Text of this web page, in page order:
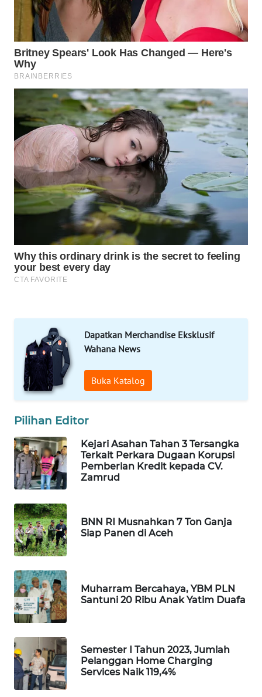
Dapatkan Merchandise Eksklusif
Wahana News
Buka Katalog
Pilihan Editor
Kejari Asahan Tahan 3 Tersangka
Terkait Perkara Dugaan Korupsi
Pemberian Kredit kepada CV.
Zamrud
BNN RI Musnahkan 7 Ton Ganja
Siap Panen di Aceh
Muharram Bercahaya, YBM PLN
Santuni 20 Ribu Anak Yatim Duafa
Semester I Tahun 2023, Jumlah
Pelanggan Home Charging
Services Naik 119,4%
FORWAMKI
ALPERKLINAS
FORJASIDA
TAMBANG
NEWS
SITUNGIR
SIDIKALANG
SIBARAGAS
NEWS
METRO
MEDAN
NEWS
JAKARTA
NEWS
KRT
NEWS
KARING
NEWS
JURNAL
HUMBANG
NEWS
GARONGGANG
NEWS
FISUELRI